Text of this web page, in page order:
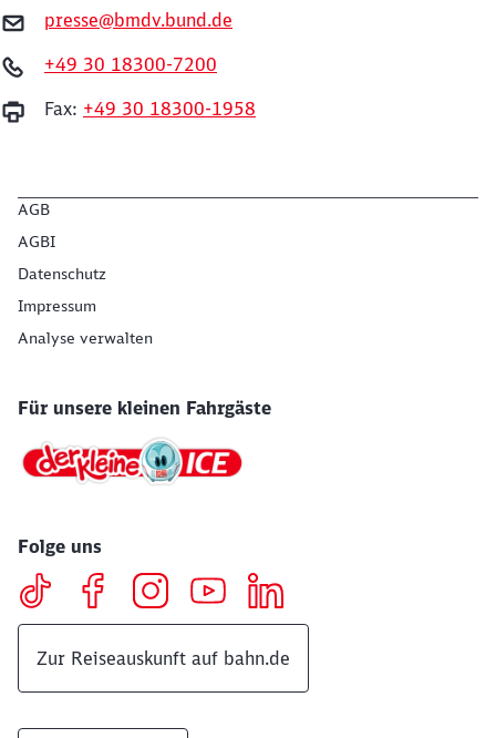
presse@bmdv.bund.de
+49 30 18300-7200
Fax: +49 30 18300-1958
AGB
AGBI
Datenschutz
Impressum
Analyse verwalten
Für unsere kleinen Fahrgäste
Folge uns
Zur Reiseauskunft auf bahn.de
Möchten Sie zuweitergeleitet
Abbrechen Weiter